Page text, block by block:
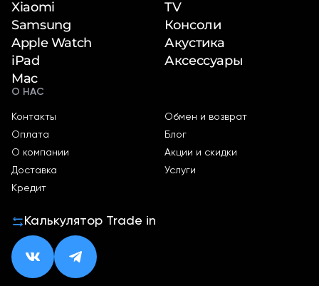
Xiaomi
Samsung
Apple Watch
iPad
Mac
TV
Консоли
Акустика
Аксессуары
О НАС
Контакты
Оплата
О компании
Доставка
Кредит
Обмен и возврат
Блог
Акции и скидки
Услуги
Калькулятор Trade in